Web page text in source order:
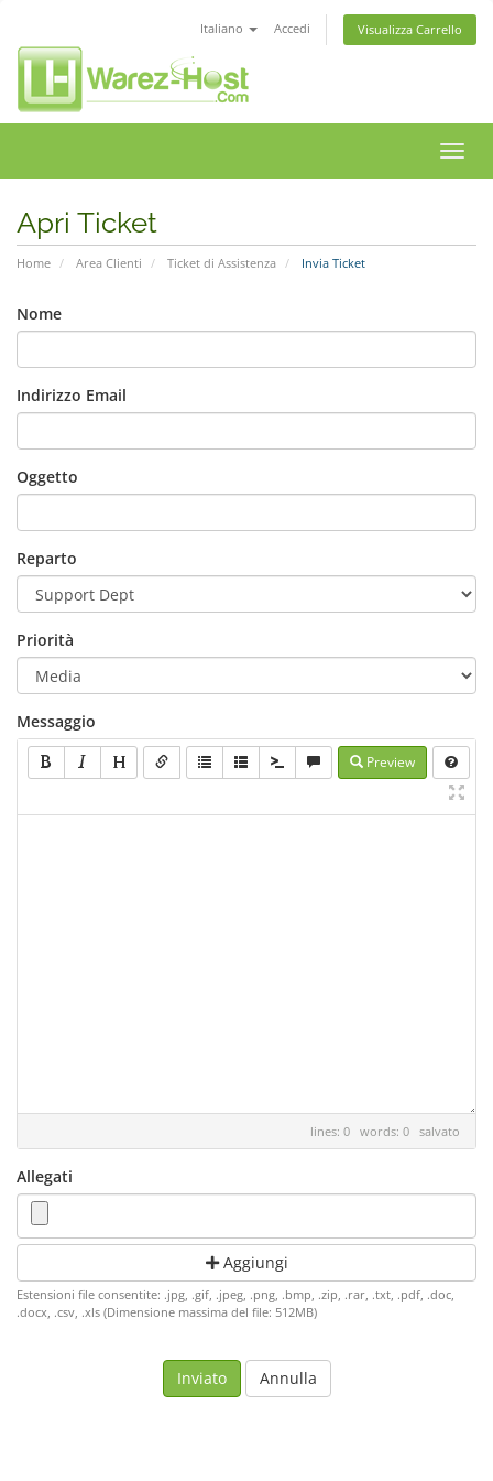
Italiano Accedi Visualizza Carrello
Attiva
Apri Ticket
Home Area Clienti Ticket di Assistenza Invia Ticket
Nome
Indirizzo Email
Oggetto
Reparto
Priorità
Messaggio
Preview
lines: 0 words: 0 salvato
Allegati
Aggiungi
Estensioni file consentite: .jpg, .gif, .jpeg, .png, .bmp, .zip, .rar, .txt, .pdf, .doc,
.docx, .csv, .xls (Dimensione massima del file: 512MB)
Annulla